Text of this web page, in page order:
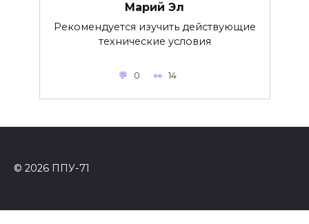
Марий Эл
Рекомендуется изучить действующие
технические условия
0 14
© 2026 ППУ-71